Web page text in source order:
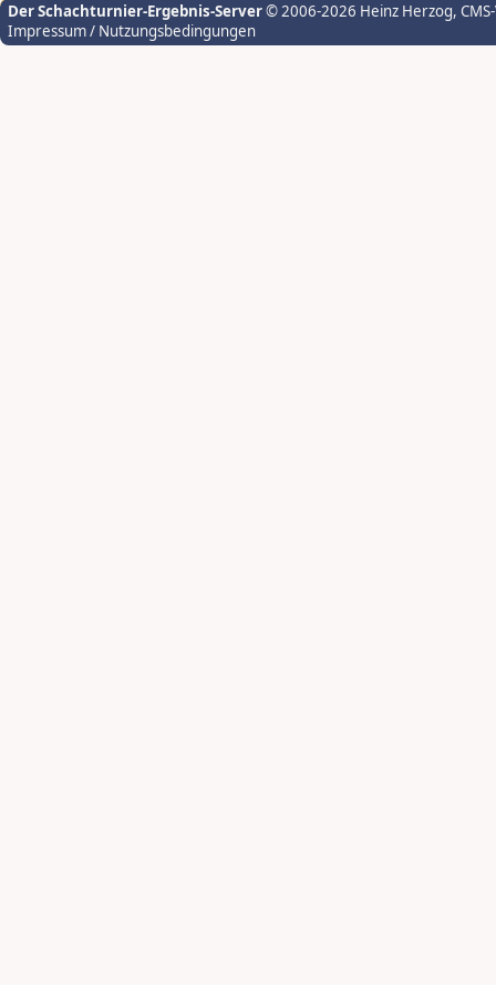
Der Schachturnier-Ergebnis-Server© 2006-2026 Heinz Herzog,
Impressum / Nutzungsbedingungen